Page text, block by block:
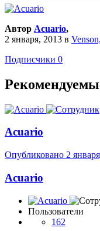
Автор Acuario,
2 января, 2013 в
Подписчики 0
Acuario
Опубликовано 2
Acuario
Пользователи
162